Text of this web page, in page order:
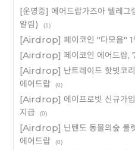
[운영중] 에어드랍가즈아 텔레그
알림)
(1)
[Airdrop] 페이코인 "다모음" 1
[Airdrop] 페이코인 에어드랍,
[Airdrop] 난트레이드 핫빗코
에어드랍
(0)
[Airdrop] 에이프로빗 신규가입
지급
(0)
[Airdrop] 닌텐도 동물의숲 룰
에어드랍
(0)